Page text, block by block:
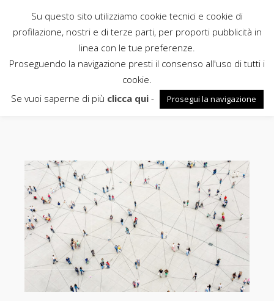
Rubbettino
bolognini
Su questo sito utilizziamo cookie tecnici e cookie di
profilazione, nostri e di terze parti, per proporti pubblicità in
linea con le tue preferenze.
Proseguendo la navigazione presti il consenso all'uso di tutti i
cookie.
Se vuoi saperne di più clicca qui- Prosegui la navigazione